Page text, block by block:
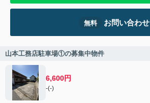
無料 お問い合わせ
山本工務店駐車場①の募集中物件
6,600円
-(-)